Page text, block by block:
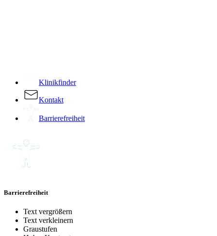
Klinikfinder
Kontakt
Barrierefreiheit
Barrierefreiheit
Text vergrößern
Text verkleinern
Graustufen